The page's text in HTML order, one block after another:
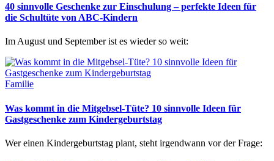
40 sinnvolle Geschenke zur Einschulung – perfekte Ideen für
die Schultüte von ABC-Kindern
Im August und September ist es wieder so weit:
Familie
Was kommt in die Mitgebsel-Tüte? 10 sinnvolle Ideen für
Gastgeschenke zum Kindergeburtstag
Wer einen Kindergeburtstag plant, steht irgendwann vor der Frage: